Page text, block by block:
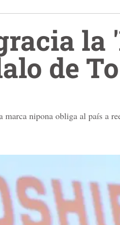
la
de
marca nipona obliga al país a